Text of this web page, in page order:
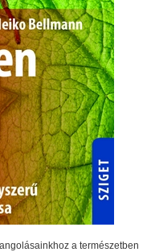
a természetben